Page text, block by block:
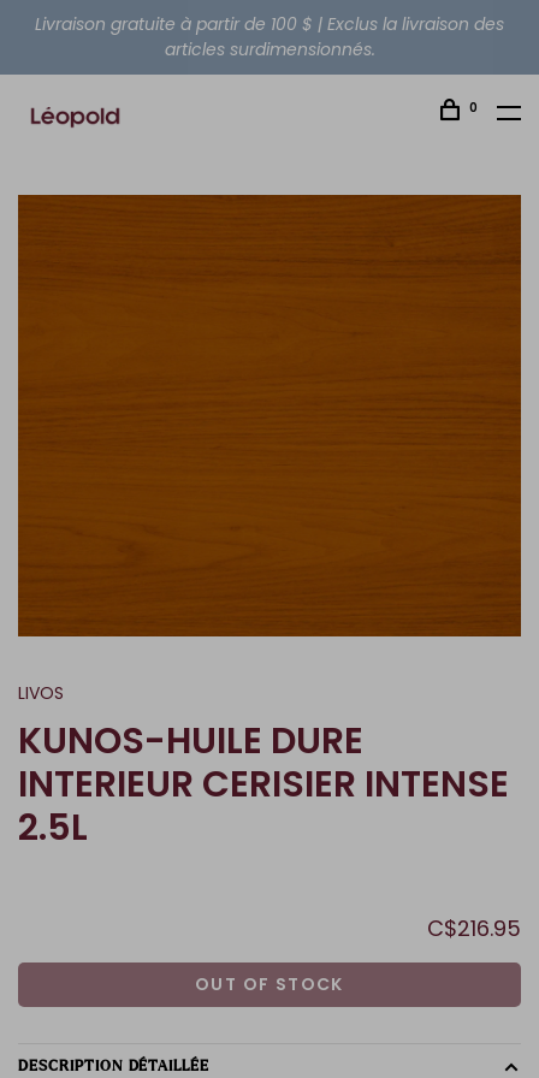
Livraison gratuite à partir de 100 $ | Exclus la livraison des
articles surdimensionnés.
0
LIVOS
KUNOS-HUILE DURE
INTERIEUR CERISIER INTENSE
2.5L
C$216.95
OUT OF STOCK
DESCRIPTION DÉTAILLÉE